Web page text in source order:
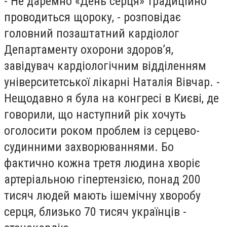
проводиться щороку, - розповідає
головний позаштатний кардіолог
Департаменту охорони здоров’я,
завідувач кардіологічним відділенням
університетської лікарні Наталія Вівчар. -
Нещодавно я була на конгресі в Києві, де
говорили, що наступний рік хочуть
оголосити роком проблем із серцево-
судинними захворюваннями. Бо
фактично кожна третя людина хворіє
артеріальною гіпертензією, понад 200
тисяч людей мають ішемічну хворобу
серця, близько 70 тисяч українців -